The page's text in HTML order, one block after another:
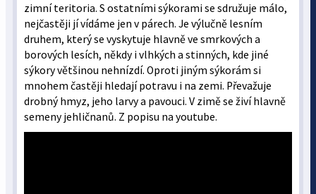
zimní teritoria. S ostatními sýkorami se sdružuje málo,
nejčastěji jí vídáme jen v párech. Je výlučně lesním
druhem, který se vyskytuje hlavně ve smrkových a
borových lesích, někdy i vlhkých a stinných, kde jiné
sýkory většinou nehnízdí. Oproti jiným sýkorám si
mnohem častěji hledají potravu i na zemi. Převažuje
drobný hmyz, jeho larvy a pavouci. V zimě se živí hlavně
semeny jehličnanů. Z popisu na youtube.